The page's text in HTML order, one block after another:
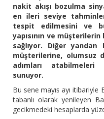
nakit akışı bozulma
en ileri seviye
tespit edilmesini ve
yapısının ve
sağlıyor. Diğer
müşterilerine, olumsuz
adımları atabilmeleri
sunuyor.
Bu sene mayıs ayı itibariyle
tabanlı olarak yenileyen
gecikmedeki hesaplarda